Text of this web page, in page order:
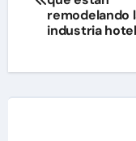
entradas
remodelando
industria